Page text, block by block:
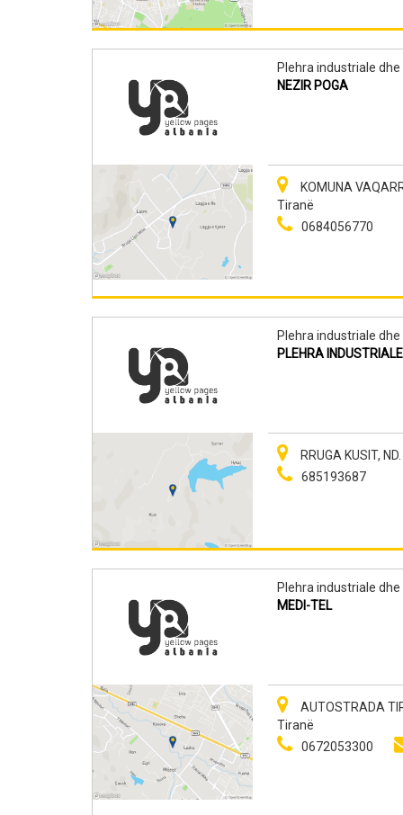
Plehra industriale
NEZIR POGA
KOMUNA
Tiranë
0684056770
Plehra industriale
PLEHRA
RRUGA KUSIT,
685193687
Plehra industriale
MEDI-TEL
AUTOSTRADA
Tiranë
0672053300